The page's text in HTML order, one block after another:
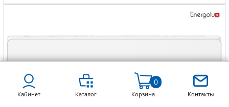
Кабинет Каталог Корзина
0
Контакты